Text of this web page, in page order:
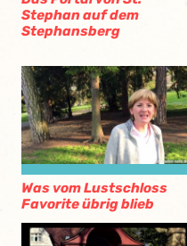
Stephan auf dem
Stephansberg
Was vom Lustschloss
Favorite übrig blieb